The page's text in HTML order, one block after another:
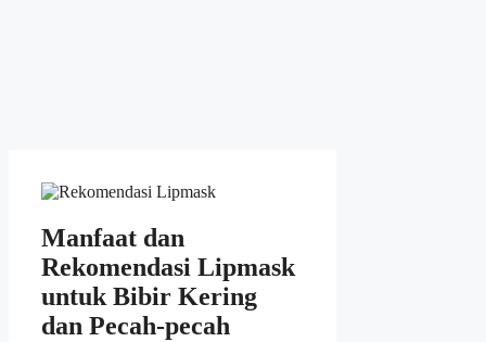
Manfaat dan
Rekomendasi Lipmask
untuk Bibir Kering
dan Pecah-pecah